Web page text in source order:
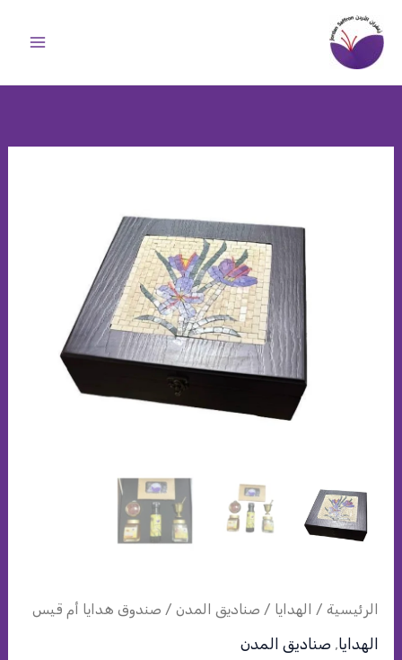
تخطي
المحتوى
الرئيسية / الهدايا / صناديق المدن / صندوق هدايا أم قيس
الهدايا, صناديق المدن